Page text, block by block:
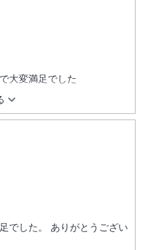
大変満足でした
でした。 ありがとうござい